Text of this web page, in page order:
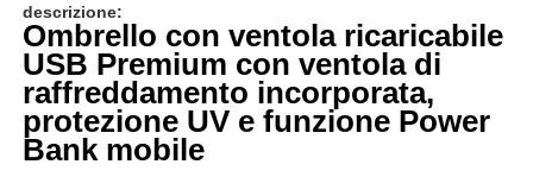
descrizione:
Ombrello con ventola ricaricabile
USB Premium con ventola di
raffreddamento incorporata,
protezione UV e funzione Power
Bank mobile